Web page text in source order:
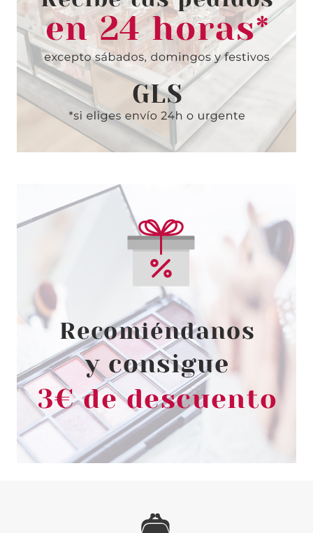
CLARINS GRAPHIK INK LINER
Pvr 27.50€
-19%
desde
22.25€
CLARINS
CLARINS SOMBRAS DE OJOS 4
34.95€